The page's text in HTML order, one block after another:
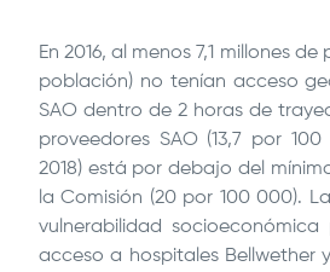
En 2016, al menos 7,1 millones de
población) no tenían acceso
SAO dentro de 2 horas de
proveedores SAO (13,7 por
2018) está por debajo del
la Comisión (20 por 100 000).
vulnerabilidad socioeconómica
acceso a hospitales Bellwether